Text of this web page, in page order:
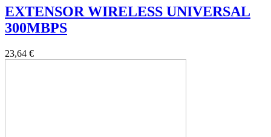
EXTENSOR WIRELESS UNIVERSAL
300MBPS
23,64 €